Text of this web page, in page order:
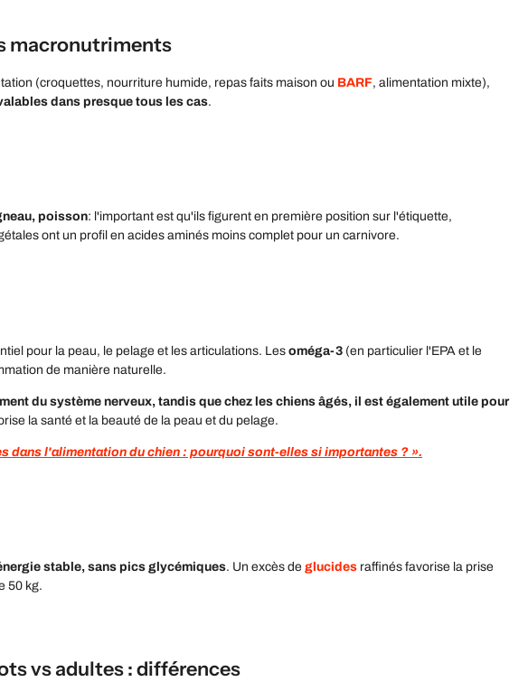
macronutriments
(croquettes, nourriture humide, repas faits maison ou BARF, alimentation mixte),
dans presque tous les cas.
poisson: l'important est qu'ils figurent en première position sur l'étiquette,
ont un profil en acides aminés moins complet pour un carnivore.
pour la peau, le pelage et les articulations. Les oméga-3 (en particulier l'EPA et le
de manière naturelle.
du système nerveux, tandis que chez les chiens âgés, il est également utile pour
la santé et la beauté de la peau et du pelage.
dans l'alimentation du chien : pourquoi sont-elles si importantes ? ».
stable, sans pics glycémiques. Un excès de glucides raffinés favorise la prise
50 kg.
vs adultes : différences